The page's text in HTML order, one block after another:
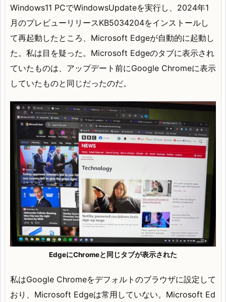
Windows11 PCでWindowsUpdateを実行し、2024年1
月のプレビューリリースKB5034204をインストールし
て再起動したところ、Microsoft Edgeが自動的に起動し
た。私は目を疑った。Microsoft Edgeのタブに表示され
ていたものは、アップデート前にGoogle Chromeに表示
していたものと同じだったのだ。
EdgeにChromeと同じタブが表示された
私はGoogle Chromeをデフォルトのブラウザに設定して
おり、Microsoft Edgeは常用していない。Microsoft Ed